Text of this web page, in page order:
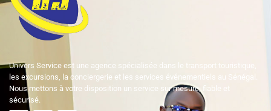
Univers Service est une agence spécialisée dans le transport touristique,
les excursions, la conciergerie et les services événementiels au Sénégal.
Nous mettons à votre disposition un service sur mesure, fiable et
sécurisé.